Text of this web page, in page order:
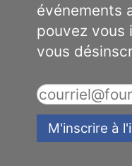
événements
pouvez vous
vous